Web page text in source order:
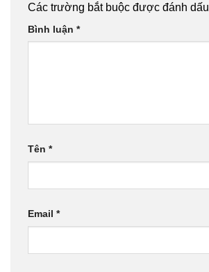
Các trường bắt buộc được đánh dấu
Bình luận *
Tên *
Email *